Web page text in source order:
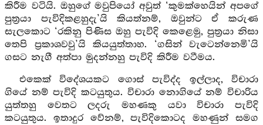
කිරීම වටියි. ඔහුගේ මවුපියෝ අවුත් ‘කුමක්හෙයින් අපගේ
පුත්‍රයා පැවිදිකළහුදැ’යි කියත්නම්, ඔවුන්ට ඒ කරුණ
සැලකොට ‘රකිනු පිණිස ඔහු පැවිදි කෙළෙමු, පුත්‍රයා නිසා
තෙපි ප්‍රකාශවවු’යි කියයුත්තාහ. ‘ගසින් වැටෙන්නෙමි’යි
ගසට නැගී අත්පා මුදන්නහු පැවිදි කිරීම වටීමය.
එකෙක් විදේශයකට ගොස් පැවිද්ද ඉල්ලාද, විචාරා
ගියේ නම් පැවිදි කටයුතුය. විචාරා නොගියේ නම් විචාරිය
යුත්තහු වෙතට ලදරු මහණකු යවා විචාරා පැවිදි
කටයුතුය. ඉතාදුර වේනම්, පැවිදිකොටද මහණුන් සමග